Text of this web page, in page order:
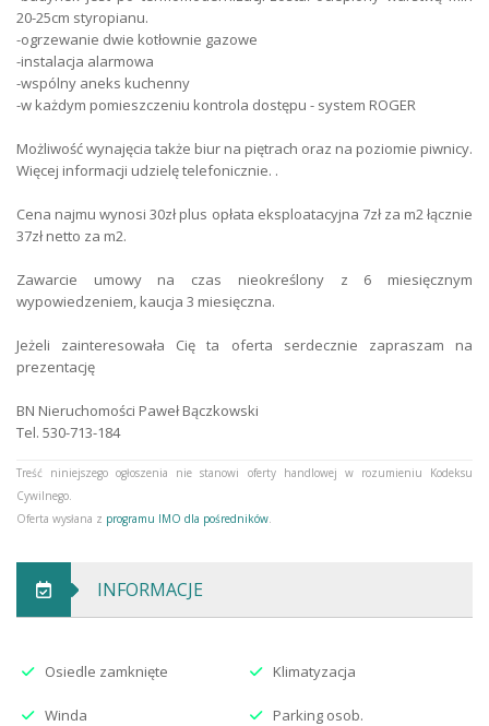
20-25cm styropianu.
-ogrzewanie dwie kotłownie gazowe
-instalacja alarmowa
-wspólny aneks kuchenny
-w każdym pomieszczeniu kontrola dostępu - system ROGER
Możliwość wynajęcia także biur na piętrach oraz na poziomie piwnicy.
Więcej informacji udzielę telefonicznie. .
Cena najmu wynosi 30zł plus opłata eksploatacyjna 7zł za m2 łącznie
37zł netto za m2.
Zawarcie umowy na czas nieokreślony z 6 miesięcznym
wypowiedzeniem, kaucja 3 miesięczna.
Jeżeli zainteresowała Cię ta oferta serdecznie zapraszam na
prezentację
BN Nieruchomości Paweł Bączkowski
Tel. 530-713-184
Treść niniejszego ogłoszenia nie stanowi oferty handlowej w rozumieniu Kodeksu
Cywilnego.
Oferta wysłana z programu IMO dla pośredników
INFORMACJE
Osiedle zamknięte Klimatyzacja
Winda Parking osob.